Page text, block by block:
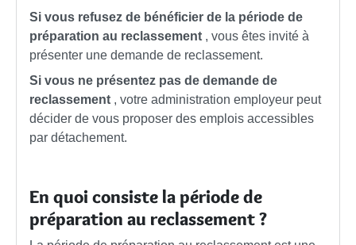
Si vous refusez de bénéficier de la période de
préparation au reclassement , vous êtes invité à
présenter une demande de reclassement.
Si vous ne présentez pas de demande de
reclassement , votre administration employeur peut
décider de vous proposer des emplois accessibles
par détachement.
En quoi consiste la période de
préparation au reclassement ?